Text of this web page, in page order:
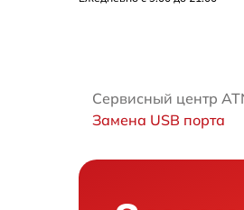
Сервисный центр
Замена USB порта